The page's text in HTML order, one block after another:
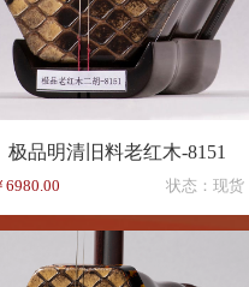
极品明清旧料老红木-8151
6980.00 状态：现货